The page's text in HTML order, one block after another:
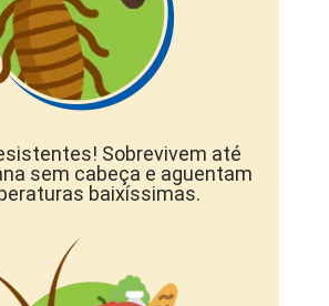
Sobrevivem até
sem cabeça e aguentam
baixíssimas.